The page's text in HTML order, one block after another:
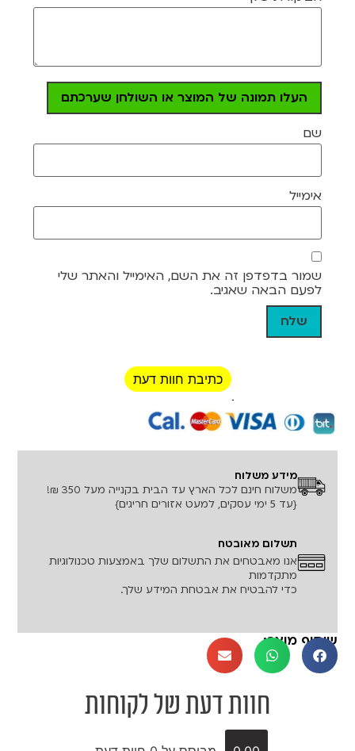
העלו תמונה של המוצר או השולחן שערכתם
שם
אימייל
שמור בדפדפן זה את השם, האימייל והאתר שלי
לפעם הבאה שאגיב.
כתיבת חוות דעת
רכישה מאובטחת!
מידע משלוח
משלוח חינם לכל הארץ עד הבית בקנייה מעל 350 ₪!
{עד 5 ימי עסקים, למעט אזורים חריגים}
תשלום מאובטח
אנו מאבטחים את התשלום שלך באמצעות טכנולוגיות
מתקדמות
כדי להבטיח את אבטחת המידע שלך.
שיתוף מוצר:
חוות דעת של לקוחות